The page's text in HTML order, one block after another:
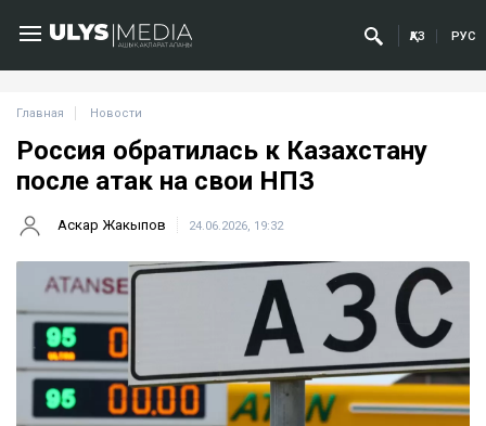
ҚАЗ РУС
Главная Новости
Россия обратилась к Казахстану
после атак на свои НПЗ
Аскар Жакыпов 24.06.2026, 19:32